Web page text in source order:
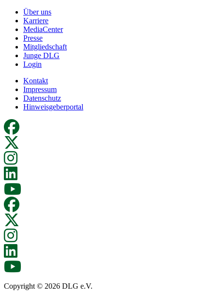
Über uns
Karriere
MediaCenter
Presse
Mitgliedschaft
Junge DLG
Login
Kontakt
Impressum
Datenschutz
Hinweisgeberportal
Copyright © 2026 DLG e.V.